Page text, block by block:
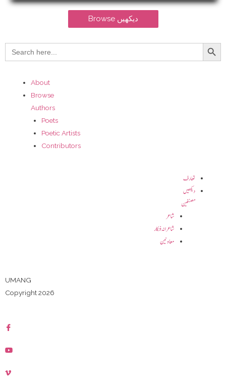
Browse دیکھیں
Search
for:
Search Button
About
Browse
Authors
Poets
Poetic Artists
Contributors
تعارف
دیکھیں
مصنفین
شاعر
شاعرانہ فنکار
معاونین
UMANG
Copyright 2026